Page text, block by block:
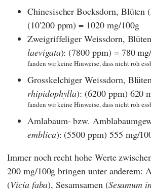
Chinesischer Bocksdorn, Blüten (
(10'200 ppm) = 1020 mg/100g
Zweigriffeliger Weissdorn,
laevigata): (7800 ppm) = 780
fanden wir keine Hinweise, dass nicht roh
Grosskelchiger Weissdorn,
rhipidophylla): (6200 ppm) 620
fanden wir keine Hinweise, dass nicht roh
Amlabaum- bzw.
emblica): (5500 ppm) 555 mg/
Immer noch recht hohe Werte
200 mg/100g bringen unter anderem:
(Vicia faba), Sesamsamen (Sesamum